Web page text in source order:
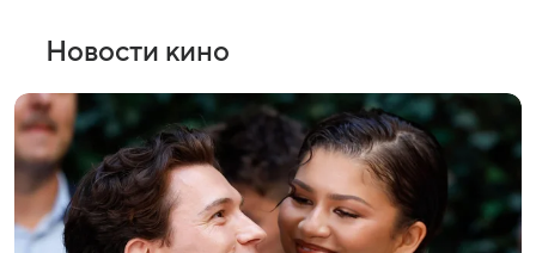
Новости кино